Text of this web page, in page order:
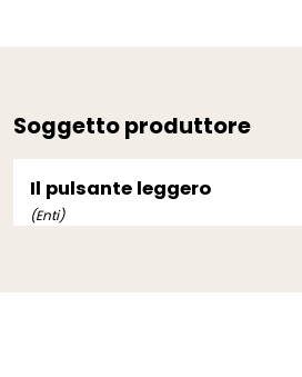
Soggetto produttore
Il pulsante leggero
(Enti)